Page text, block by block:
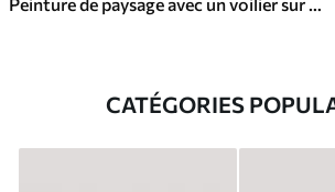
CATÉGORIES